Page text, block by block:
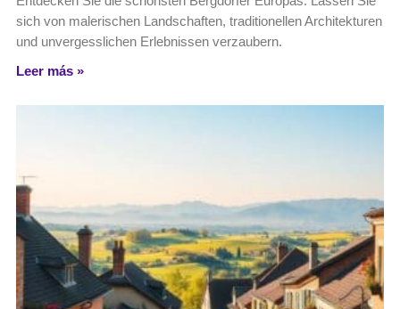
sich von malerischen Landschaften, traditionellen Architekturen
und unvergesslichen Erlebnissen verzaubern.
Leer más »